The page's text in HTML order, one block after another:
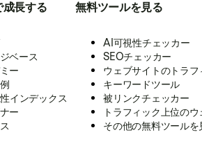
長する
ベース
ー
インデックス
ー
無料ツールを見る
AI可視性チェッカー
SEOチェッカー
ウェブサイトのトラ
キーワードツール
被リンクチェッカー
トラフィック上位の
その他の無料ツールを